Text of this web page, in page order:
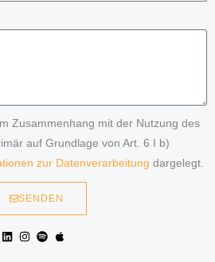
Zusammenhang mit der Nutzung des
auf Grundlage von Art. 6 I b)
zur Datenverarbeitung dargelegt.
SENDEN